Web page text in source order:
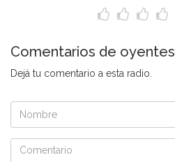
Comentarios de oyentes
Dejá tu comentario a esta radio.